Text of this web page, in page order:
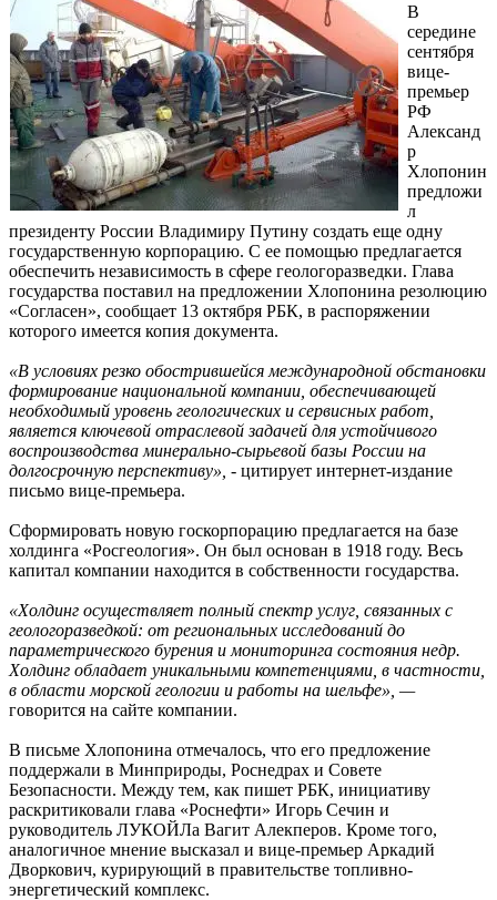
В
середине
сентября
вице-
премьер
РФ
Александ
р
Хлопонин
предложи
л
президенту России Владимиру Путину создать еще одну
государственную корпорацию. С ее помощью предлагается
обеспечить независимость в сфере геологоразведки. Глава
государства поставил на предложении Хлопонина резолюцию
«Согласен», сообщает 13 октября РБК, в распоряжении
которого имеется копия документа.
«В условиях резко обострившейся международной обстановки
формирование национальной компании, обеспечивающей
необходимый уровень геологических и сервисных работ,
является ключевой отраслевой задачей для устойчивого
воспроизводства минерально-сырьевой базы России на
долгосрочную перспективу», - цитирует интернет-издание
письмо вице-премьера.
Сформировать новую госкорпорацию предлагается на базе
холдинга «Росгеология». Он был основан в 1918 году. Весь
капитал компании находится в собственности государства.
«Холдинг осуществляет полный спектр услуг, связанных с
геологоразведкой: от региональных исследований до
параметрического бурения и мониторинга состояния недр.
Холдинг обладает уникальными компетенциями, в частности,
в области морской геологии и работы на шельфе», —
говорится на сайте компании.
В письме Хлопонина отмечалось, что его предложение
поддержали в Минприроды, Роснедрах и Совете
Безопасности. Между тем, как пишет РБК, инициативу
раскритиковали глава «Роснефти» Игорь Сечин и
руководитель ЛУКОЙЛа Вагит Алекперов. Кроме того,
аналогичное мнение высказал и вице-премьер Аркадий
Дворкович, курирующий в правительстве топливно-
энергетический комплекс.